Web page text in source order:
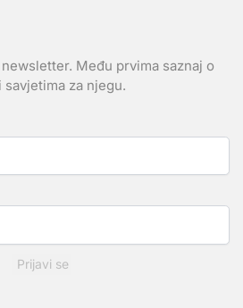
Među prvima saznaj o
za njegu.
Prijavi se